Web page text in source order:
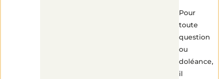
Pour
toute
question
ou
doléance,
il